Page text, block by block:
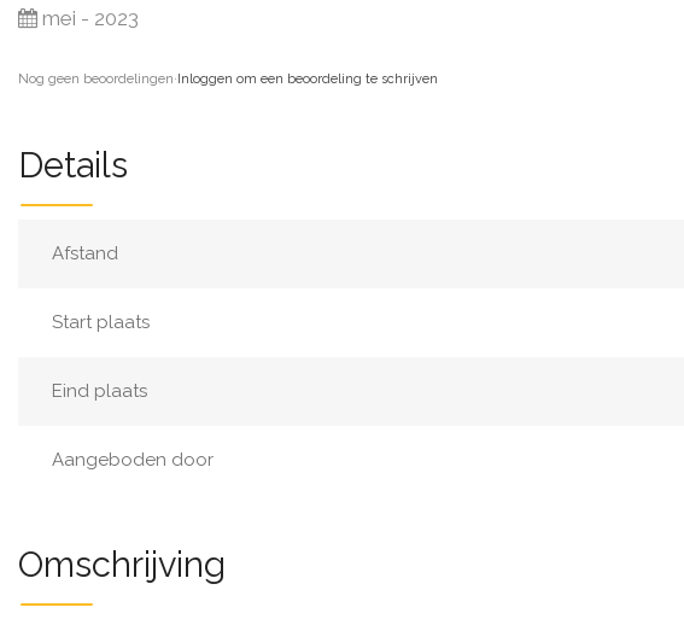
mei - 2023
Nog geen beoordelingen·Inloggen om een beoordeling te schrijven
Details
Afstand
Start plaats
Eind plaats
Aangeboden door
Omschrijving